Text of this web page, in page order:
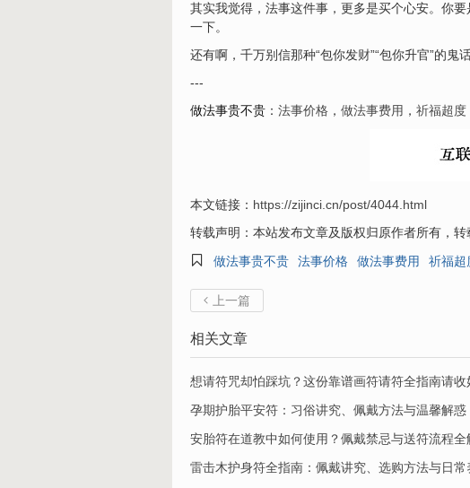
其实我觉得，法事这件事，更多是买个心安。你
一下。
还有啊，千万别信那种“包你发财”“包你升官”的鬼
---
做法事贵不贵 ： 法事价格 ， 做法事费用 ， 祈福超度
本文链接： https://zijinci.cn/post/4044.html
转载声明：本站发布文章及版权归原作者所有，转

做法事贵不贵 法事价格 做法事费用 祈福超
 上一篇
相关文章
想请符咒却怕踩坑？这份靠谱画符请符全指南请收
孕期护胎平安符：习俗讲究、佩戴方法与温馨解惑
安胎符在道教中如何使用？佩戴禁忌与送符流程全
雷击木护身符全指南：佩戴讲究、选购方法与日常